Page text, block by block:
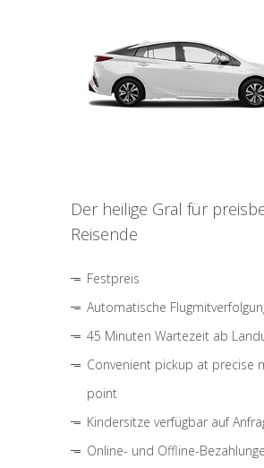
Der heilige Gral für
Reisende
Festpreis
Automatische
45 Minuten Wartezeit ab
Convenient pickup at precise
point
Kindersitze verfügbar auf
Online- und Offline-